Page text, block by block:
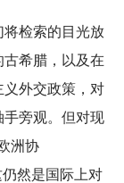
检索的目光放
希腊，以及在
外交政策，对
旁观。但对现
洲协
仍然是国际上对